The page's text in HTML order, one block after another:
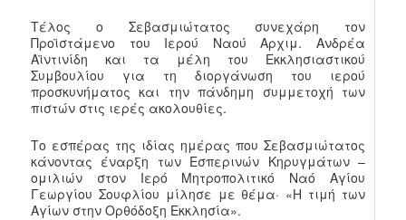
Τέλος ο Σεβασμιώτατος συνεχάρη τον
Προϊστάμενο του Ιερού Ναού Αρχιμ. Ανδρέα
Αϊντινίδη και τα μέλη του Εκκλησιαστικού
Συμβουλίου για τη διοργάνωση του ιερού
προσκυνήματος και την πάνδημη συμμετοχή των
πιστών στις ιερές ακολουθίες.
Το εσπέρας της ιδίας ημέρας που Σεβασμιώτατος
κάνοντας έναρξη των Εσπερινών Κηρυγμάτων –
ομιλιών στον Ιερό Μητροπολιτικό Ναό Αγίου
Γεωργίου Σουφλίου μίλησε με θέμα· «Η τιμή των
Αγίων στην Ορθόδοξη Εκκλησία».